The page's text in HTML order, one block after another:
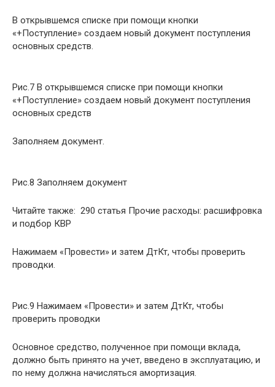
В открывшемся списке при помощи кнопки
«+Поступление» создаем новый документ поступления
основных средств.
Рис.7 В открывшемся списке при помощи кнопки
«+Поступление» создаем новый документ поступления
основных средств
Заполняем документ.
Рис.8 Заполняем документ
Читайте также: 290 статья Прочие расходы: расшифровка
и подбор КВР
Нажимаем «Провести» и затем ДтКт, чтобы проверить
проводки.
Рис.9 Нажимаем «Провести» и затем ДтКт, чтобы
проверить проводки
Основное средство, полученное при помощи вклада,
должно быть принято на учет, введено в эксплуатацию, и
по нему должна начисляться амортизация.